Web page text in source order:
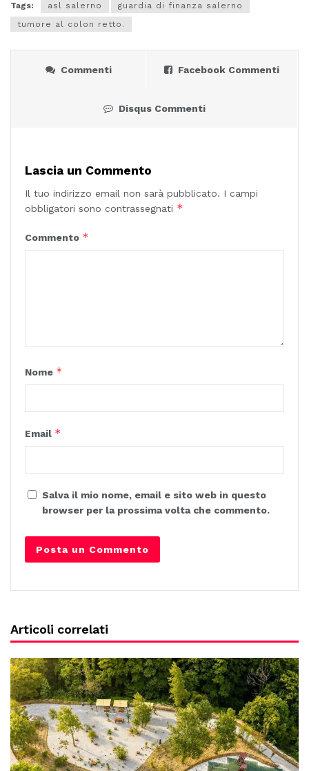
Tags: asl salerno
guardia di finanza salerno
tumore al colon retto.
Commenti Facebook Commenti
Disqus Commenti
Lascia un Commento
Il tuo indirizzo email non sarà pubblicato. I campi
obbligatori sono contrassegnati *
Commento *
Nome *
Email *
Salva il mio nome, email e sito web in questo
browser per la prossima volta che commento.
Articoli correlati